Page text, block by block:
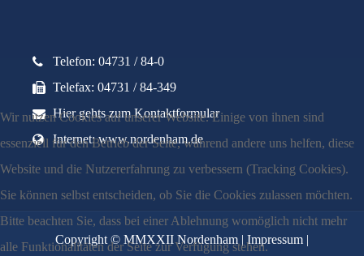
Telefon: 04731 / 84-0
Telefax: 04731 / 84-349
Hier gehts zum Kontaktformular
Internet: www.nordenham.de
Copyright © MMXXII Nordenham |Impressum |
Wir nutzen Cookies auf unserer Website. Einige von ihnen sind
essenziell für den Betrieb der Seite, während andere uns helfen, diese
Website und die Nutzererfahrung zu verbessern (Tracking Cookies).
Sie können selbst entscheiden, ob Sie die Cookies zulassen möchten.
Bitte beachten Sie, dass bei einer Ablehnung womöglich nicht mehr
alle Funktionalitäten der Seite zur Verfügung stehen.